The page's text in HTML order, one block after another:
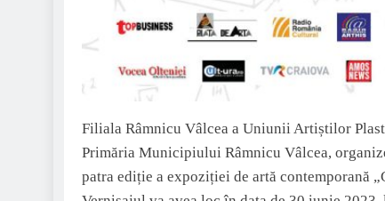
Filiala Râmnicu Vâlcea a Uniunii Artiștilor
Primăria Municipiului Râmnicu Vâlcea,
patra ediție a expoziției de artă contemporană